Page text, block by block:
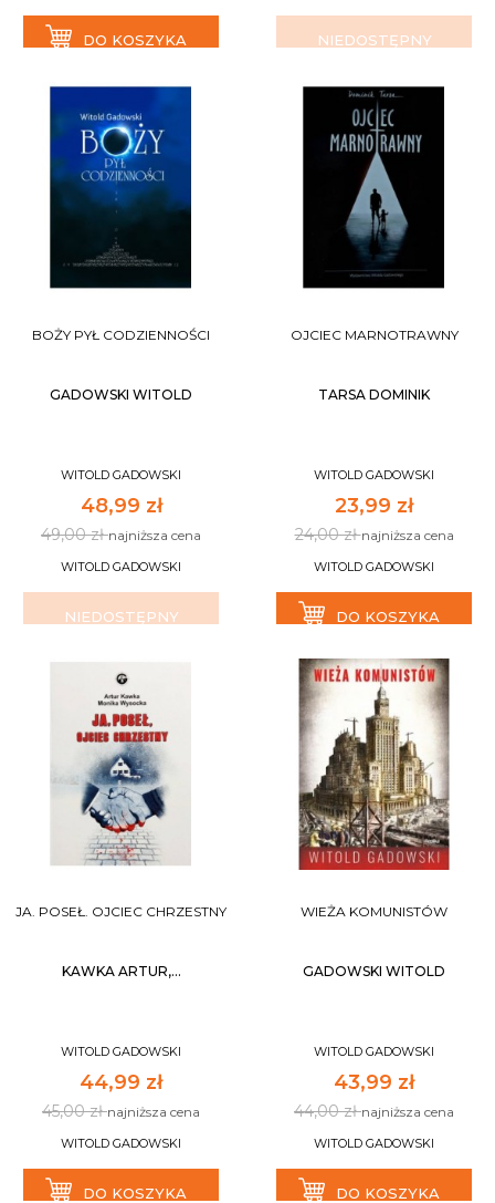
DO KOSZYKA NIEDOSTĘPNY
BOŻY PYŁ CODZIENNOŚCI
GADOWSKI WITOLD
WITOLD GADOWSKI
48,99 zł
49,00 złnajniższa cena
WITOLD GADOWSKI
NIEDOSTĘPNY
OJCIEC MARNOTRAWNY
TARSA DOMINIK
WITOLD GADOWSKI
23,99 zł
24,00 złnajniższa cena
WITOLD GADOWSKI
DO KOSZYKA
JA. POSEŁ. OJCIEC CHRZESTNY
KAWKA ARTUR,...
WITOLD GADOWSKI
44,99 zł
45,00 złnajniższa cena
WITOLD GADOWSKI
DO KOSZYKA
WIEŻA KOMUNISTÓW
GADOWSKI WITOLD
WITOLD GADOWSKI
43,99 zł
44,00 złnajniższa cena
WITOLD GADOWSKI
DO KOSZYKA